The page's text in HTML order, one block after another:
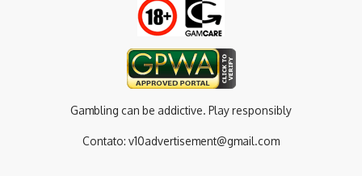
Gambling can be addictive. Play responsibly
Contato: v10advertisement@gmail.com